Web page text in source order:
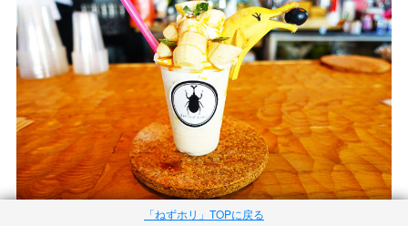
「ねずホリ」TOPに戻る